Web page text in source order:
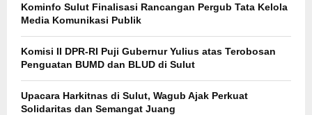
Kominfo Sulut Finalisasi Rancangan Pergub Tata Kelola
Media Komunikasi Publik
Komisi II DPR-RI Puji Gubernur Yulius atas Terobosan
Penguatan BUMD dan BLUD di Sulut
Upacara Harkitnas di Sulut, Wagub Ajak Perkuat
Solidaritas dan Semangat Juang